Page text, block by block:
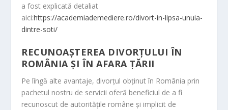
a fost explicată detaliat
aici:https://academiademediere.ro/divort-in-lipsa-unuia-
dintre-soti/
RECUNOAȘTEREA DIVORȚULUI ÎN
ROMÂNIA ȘI ÎN AFARA ȚĂRII
Pe lîngă alte avantaje, divorțul obținut în România prin
pachetul nostru de servicii oferă beneficiul de a fi
recunoscut de autoritățile române și implicit de